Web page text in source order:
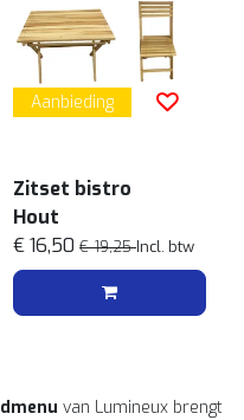
Aanbieding
Zitset bistro
Hout
€ 16,50 € 19,25Incl. btw
van Lumineux brengt